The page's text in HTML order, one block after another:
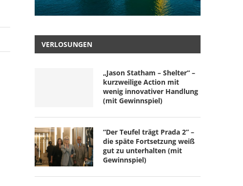
VERLOSUNGEN
„Jason Statham – Shelter“ –
kurzweilige Action mit
wenig innovativer Handlung
(mit Gewinnspiel)
“Der Teufel trägt Prada 2” –
die späte Fortsetzung weiß
gut zu unterhalten (mit
Gewinnspiel)